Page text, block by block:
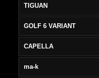
TIGUAN
GOLF 6 VARIANT
CAPELLA
ma-k